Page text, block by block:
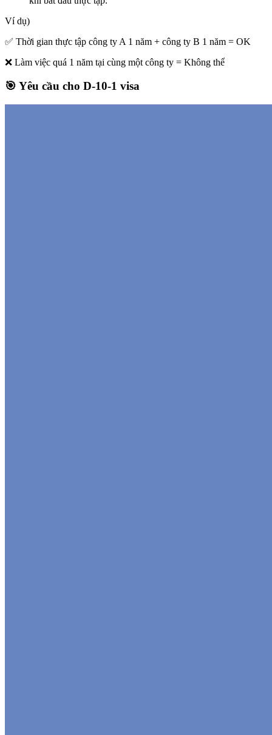
Ví dụ)
✅ Thời gian thực tập công ty A 1 năm + công ty B 1 năm = OK
❌ Làm việc quá 1 năm tại cùng một công ty = Không thể
🎯 Yêu cầu cho D-10-1 visa